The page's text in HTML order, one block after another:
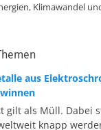
Klimawandel
aus
gilt als Müll. Dabei
knapp